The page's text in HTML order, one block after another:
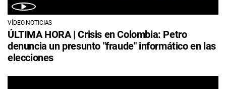
VÍDEO NOTICIAS
ÚLTIMA HORA | Crisis en Colombia: Petro
denuncia un presunto "fraude" informático en las
elecciones